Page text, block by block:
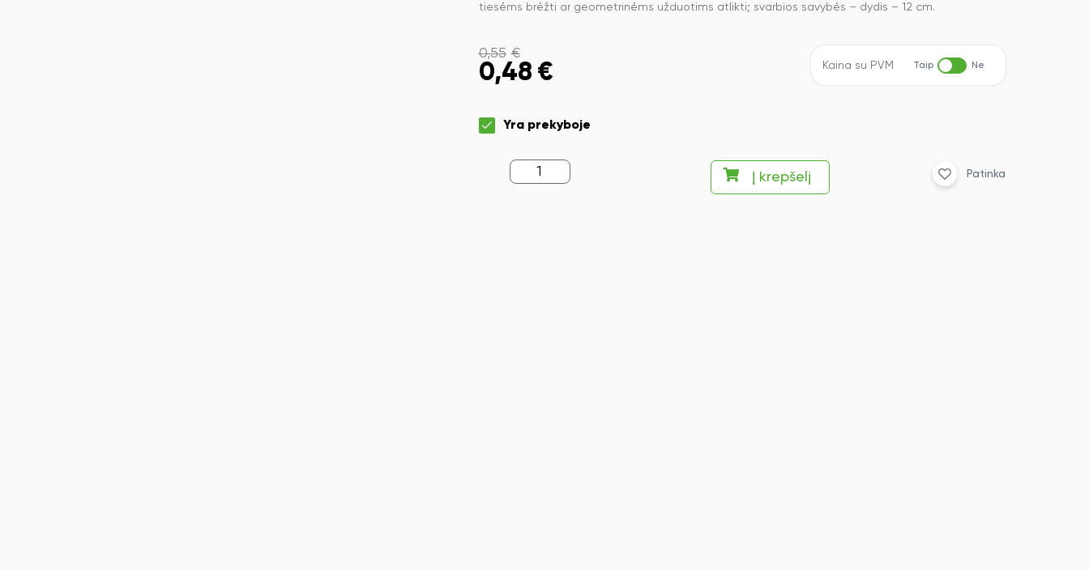
tiesėms brėžti ar geometrinėms užduotims atlikti; svarbios savybės – dydis – 12 cm.
0,55 €
0,48 € Kaina su PVM Taip Ne
Yra prekyboje
produkto
kiekis:
Į krepšelį Patinka